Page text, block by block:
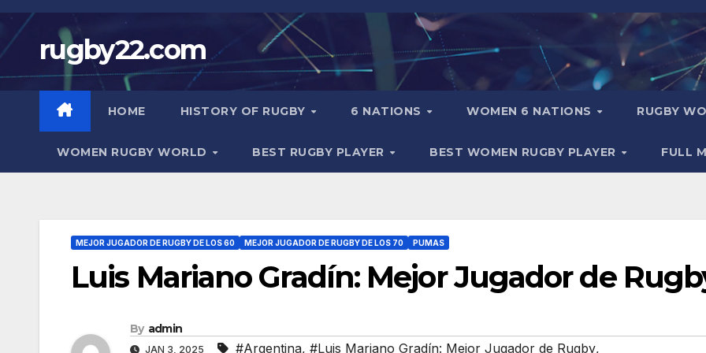
Skip
contentrugby22.com
HOME HISTORY OF RUGBY 6 NATIONS WOMEN 6 NATIONS RUGBY
WOMEN RUGBY WORLD BEST RUGBY PLAYER BEST WOMEN RUGBY PLAYER FULL
MEJOR JUGADOR DE RUGBY DE LOS 60 MEJOR JUGADOR DE RUGBY DE LOS 70 PUMAS
Luis Mariano Gradín: Mejor Jugador de
By admin
JAN 3, 2025 #Argentina, #Luis Mariano Gradín: Mejor Jugador de Rugby,